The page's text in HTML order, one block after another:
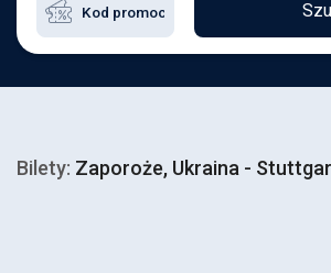
Bilety: Zaporoże, Ukraina -